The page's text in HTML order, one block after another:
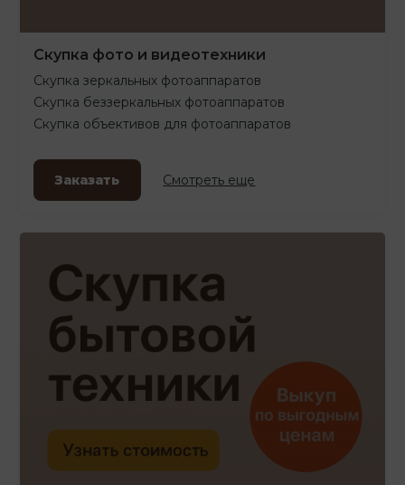
Скупка фото и видеотехники
Скупка зеркальных фотоаппаратов
Скупка беззеркальных фотоаппаратов
Скупка объективов для фотоаппаратов
Заказать Смотреть еще